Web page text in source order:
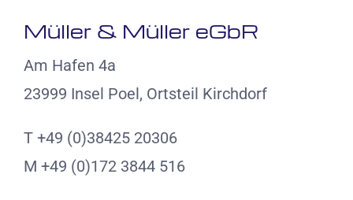
Müller & Müller eGbR
Am Hafen 4a
23999 Insel Poel, Ortsteil Kirchdorf
T +49 (0)38425 20306
M +49 (0)172 3844 516